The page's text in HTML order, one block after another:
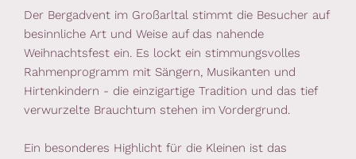
Der Bergadvent im Großarltal stimmt die Besucher auf
besinnliche Art und Weise auf das nahende
Weihnachtsfest ein. Es lockt ein stimmungsvolles
Rahmenprogramm mit Sängern, Musikanten und
Hirtenkindern - die einzigartige Tradition und das tief
verwurzelte Brauchtum stehen im Vordergrund.
Ein besonderes Highlicht für die Kleinen ist das